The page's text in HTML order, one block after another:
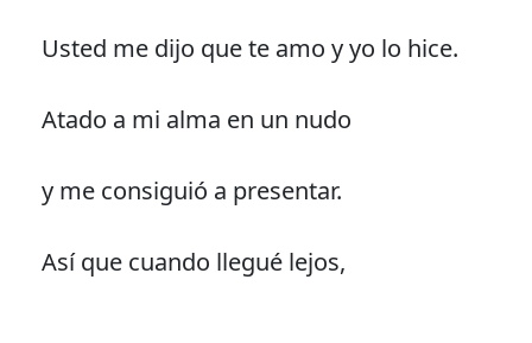
Usted me dijo que te amo y yo lo hice.
Atado a mi alma en un nudo
y me consiguió a presentar.
Así que cuando llegué lejos,